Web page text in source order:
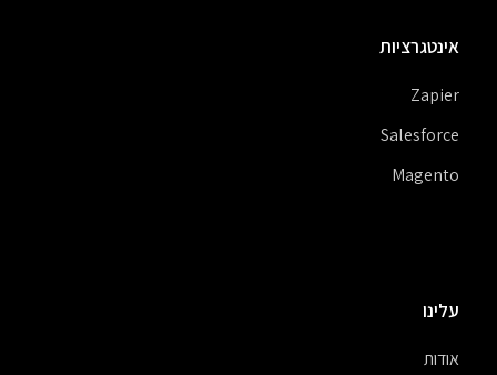
אינטגרציות
Zapier
Salesforce
Magento
עלינו
אודות